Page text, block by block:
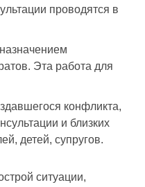
проводятся в
Эта работа для
конфликта,
и близких
детей, супругов.
ситуации,